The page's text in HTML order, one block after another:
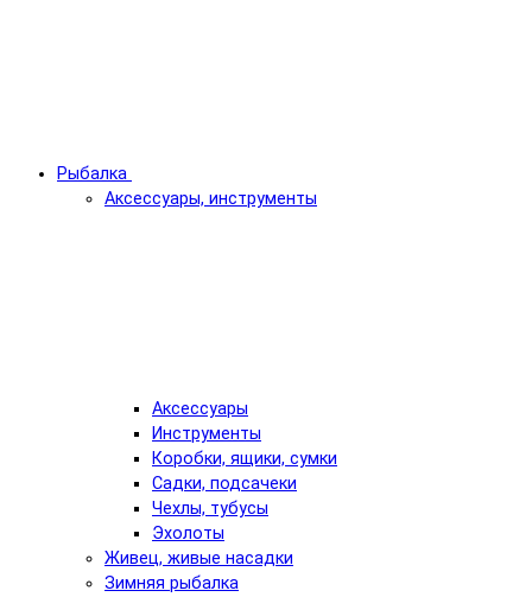
Рыбалка
Аксессуары, инструменты
Аксессуары
Инструменты
Коробки, ящики, сумки
Садки, подсачеки
Чехлы, тубусы
Эхолоты
Живец, живые насадки
Зимняя рыбалка